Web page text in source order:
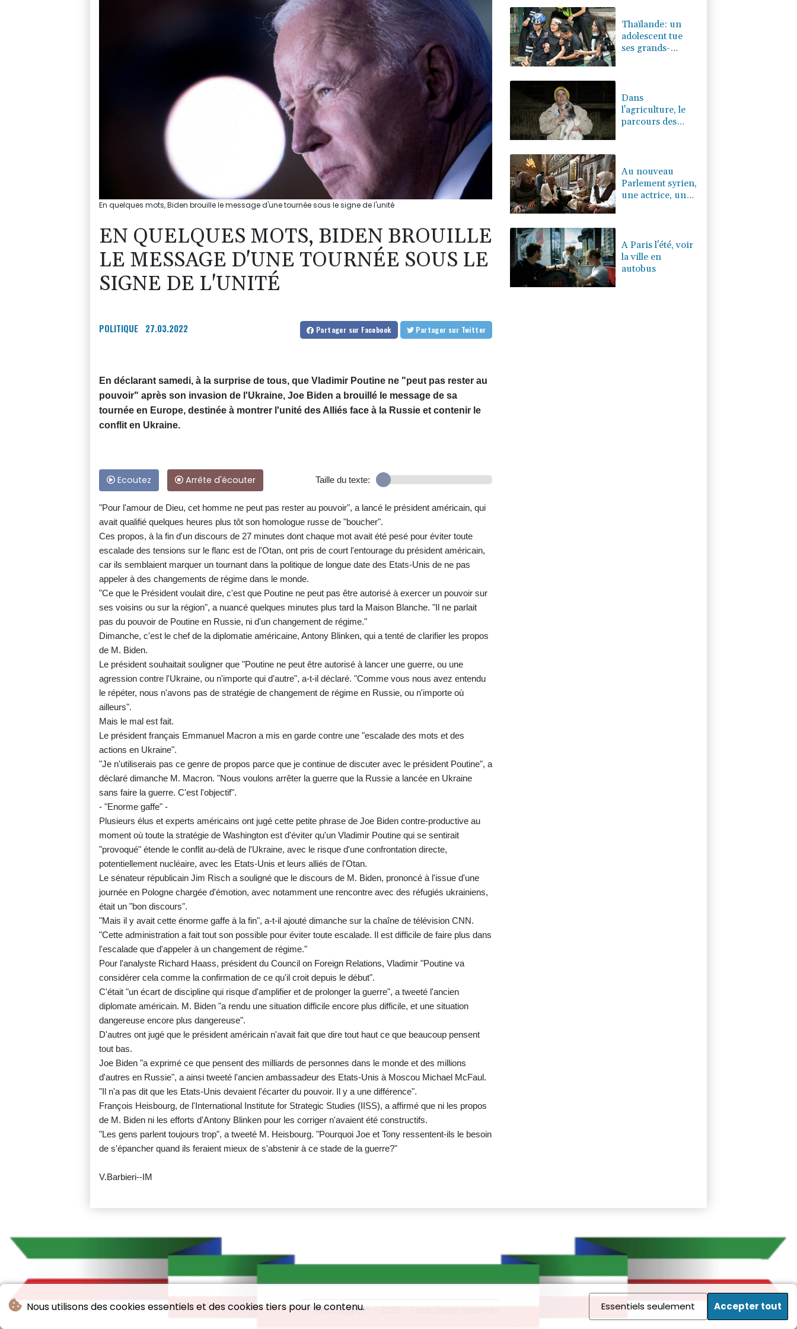
Nous utilisons des cookies essentiels et des cookies tiers pour le contenu. Essentiels seulement Accepter tout
En quelques mots, Biden brouille le message d'une tournée sous le signe de l'unité
EN QUELQUES MOTS, BIDEN BROUILLE
LE MESSAGE D'UNE TOURNÉE SOUS LE
SIGNE DE L'UNITÉ
POLITIQUE 27.03.2022 Partager sur Facebook Partager sur Twitter
En déclarant samedi, à la surprise de tous, que Vladimir Poutine ne "peut pas rester au
pouvoir" après son invasion de l'Ukraine, Joe Biden a brouillé le message de sa
tournée en Europe, destinée à montrer l'unité des Alliés face à la Russie et contenir le
conflit en Ukraine.
Ecoutez Arrête d'écouter Taille du texte:
"Pour l'amour de Dieu, cet homme ne peut pas rester au pouvoir", a lancé le président américain, qui
avait qualifié quelques heures plus tôt son homologue russe de "boucher".
Ces propos, à la fin d'un discours de 27 minutes dont chaque mot avait été pesé pour éviter toute
escalade des tensions sur le flanc est de l'Otan, ont pris de court l'entourage du président américain,
car ils semblaient marquer un tournant dans la politique de longue date des Etats-Unis de ne pas
appeler à des changements de régime dans le monde.
"Ce que le Président voulait dire, c'est que Poutine ne peut pas être autorisé à exercer un pouvoir sur
ses voisins ou sur la région", a nuancé quelques minutes plus tard la Maison Blanche. "Il ne parlait
pas du pouvoir de Poutine en Russie, ni d'un changement de régime."
Dimanche, c'est le chef de la diplomatie américaine, Antony Blinken, qui a tenté de clarifier les propos
de M. Biden.
Le président souhaitait souligner que "Poutine ne peut être autorisé à lancer une guerre, ou une
agression contre l'Ukraine, ou n'importe qui d'autre", a-t-il déclaré. "Comme vous nous avez entendu
le répéter, nous n'avons pas de stratégie de changement de régime en Russie, ou n'importe où
ailleurs".
Mais le mal est fait.
Le président français Emmanuel Macron a mis en garde contre une "escalade des mots et des
actions en Ukraine".
"Je n'utiliserais pas ce genre de propos parce que je continue de discuter avec le président Poutine", a
déclaré dimanche M. Macron. "Nous voulons arrêter la guerre que la Russie a lancée en Ukraine
sans faire la guerre. C'est l'objectif".
- "Enorme gaffe" -
Plusieurs élus et experts américains ont jugé cette petite phrase de Joe Biden contre-productive au
moment où toute la stratégie de Washington est d'éviter qu'un Vladimir Poutine qui se sentirait
"provoqué" étende le conflit au-delà de l'Ukraine, avec le risque d'une confrontation directe,
potentiellement nucléaire, avec les Etats-Unis et leurs alliés de l'Otan.
Le sénateur républicain Jim Risch a souligné que le discours de M. Biden, prononcé à l'issue d'une
journée en Pologne chargée d'émotion, avec notamment une rencontre avec des réfugiés ukrainiens,
était un "bon discours".
"Mais il y avait cette énorme gaffe à la fin", a-t-il ajouté dimanche sur la chaîne de télévision CNN.
"Cette administration a fait tout son possible pour éviter toute escalade. Il est difficile de faire plus dans
l'escalade que d'appeler à un changement de régime."
Pour l'analyste Richard Haass, président du Council on Foreign Relations, Vladimir "Poutine va
considérer cela comme la confirmation de ce qu'il croit depuis le début".
C'était "un écart de discipline qui risque d'amplifier et de prolonger la guerre", a tweeté l'ancien
diplomate américain. M. Biden "a rendu une situation difficile encore plus difficile, et une situation
dangereuse encore plus dangereuse".
D'autres ont jugé que le président américain n'avait fait que dire tout haut ce que beaucoup pensent
tout bas.
Joe Biden "a exprimé ce que pensent des milliards de personnes dans le monde et des millions
d'autres en Russie", a ainsi tweeté l'ancien ambassadeur des Etats-Unis à Moscou Michael McFaul.
"Il n'a pas dit que les Etats-Unis devaient l'écarter du pouvoir. Il y a une différence".
François Heisbourg, de l'International Institute for Strategic Studies (IISS), a affirmé que ni les propos
de M. Biden ni les efforts d'Antony Blinken pour les corriger n'avaient été constructifs.
"Les gens parlent toujours trop", a tweeté M. Heisbourg. "Pourquoi Joe et Tony ressentent-ils le besoin
de s'épancher quand ils feraient mieux de s'abstenir à ce stade de la guerre?"
V.Barbieri--IM
Thaïlande: un
adolescent tue
ses grands-
Dans
l'agriculture, le
parcours des
Au nouveau
Parlement syrien,
une actrice, une
A Paris l'été, voir
la ville en
autobus
© Il Messaggiere - 2026 - Tous droits réservés